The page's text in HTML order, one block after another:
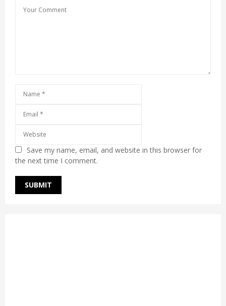
Save my name, email, and website in this browser for
the next time I comment.